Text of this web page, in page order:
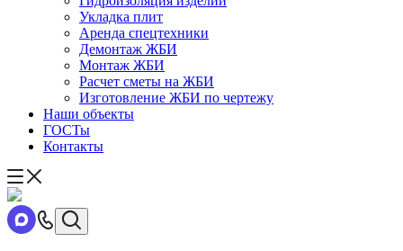
Укладка плит
Аренда спецтехники
Демонтаж ЖБИ
Монтаж ЖБИ
Расчет сметы на ЖБИ
Изготовление ЖБИ по чертежу
Наши объекты
ГОСТы
Контакты